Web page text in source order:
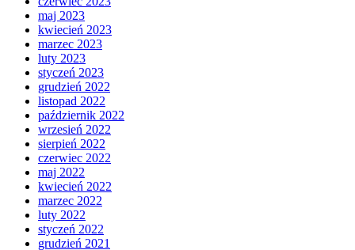
maj 2023
kwiecień 2023
marzec 2023
luty 2023
styczeń 2023
grudzień 2022
listopad 2022
październik 2022
wrzesień 2022
sierpień 2022
czerwiec 2022
maj 2022
kwiecień 2022
marzec 2022
luty 2022
styczeń 2022
grudzień 2021